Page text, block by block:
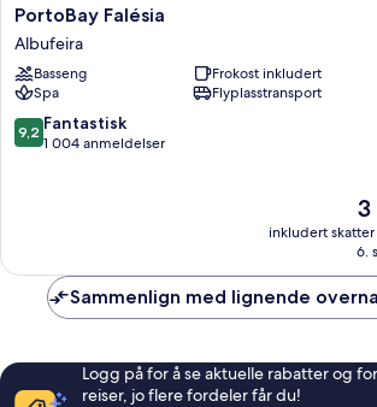
PortoBay
Falésia
Albufeira
PortoBay Falésia
Albufeira
Basseng
Frokost inkludert
Spa
Flyplasstransport
9.2
av
9,2 Fantastisk
1 004 anmeldelser
er
3
3
inkludert
6.
Sammenlign med lignende
Logg på for å se aktuelle rabatter og
reiser, jo flere fordeler får du!